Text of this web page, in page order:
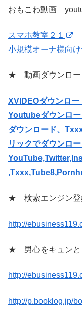
おもこわ動画
スマホ教室２１
小規模オーナ様向
★ 動画ダウンロ
XVIDEOダウンロ
Youtubeダウンロ
ダウンロード、
リックでダウンロー
★ 検索エンジン登
http://
★ 男心をキュンと
http://
http://p.booklog.jp/